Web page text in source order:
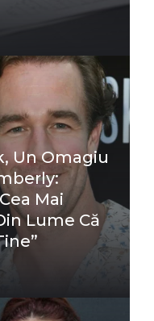
Un Omagiu
Mai
Lume Că